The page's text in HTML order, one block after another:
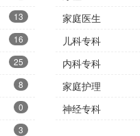
13 家庭医生
16 儿科专科
25 内科专科
8 家庭护理
0 神经专科
3